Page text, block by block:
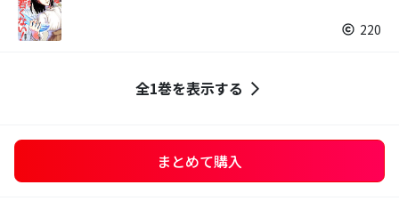
220
全1巻を表示する
まとめて購入